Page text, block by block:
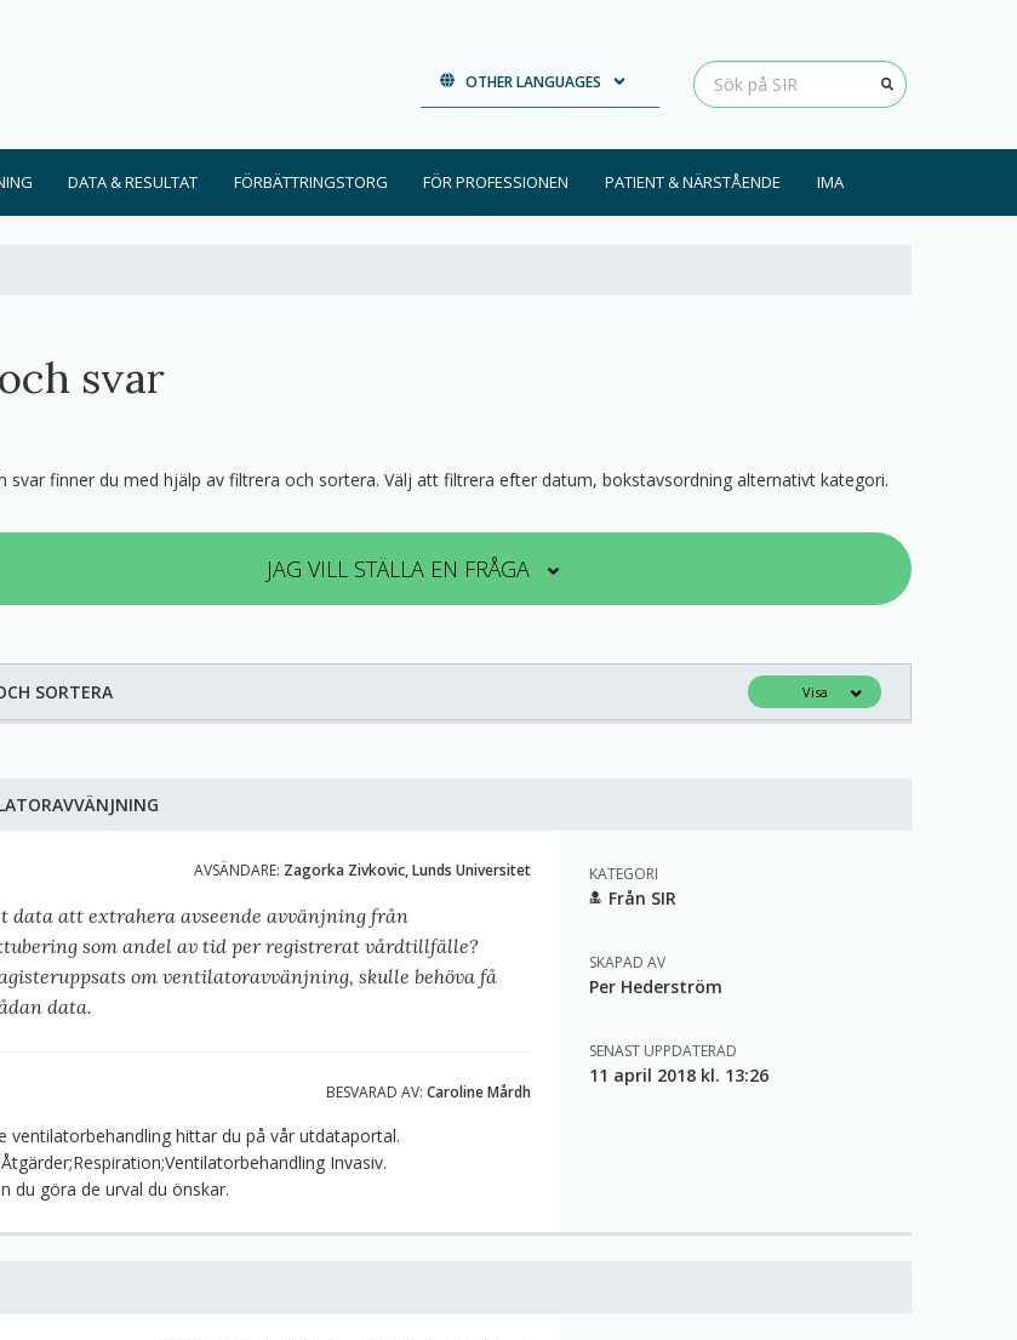
OTHER LANGUAGES
DATA & RESULTAT FÖRBÄTTRINGSTORG FÖR PROFESSIONEN PATIENT & NÄRSTÅENDE IMA
svar
svar finner du med hjälp av filtrera och sortera. Välj att filtrera efter datum, bokstavsordning alternativt kategori.
JAG VILL STÄLLA EN FRÅGA
SORTERA Visa
KATEGORI
Från SIR
SKAPAD AV
Per Hederström
SENAST UPPDATERAD
11 april 2018 kl. 13:26
AVSÄNDARE: Zagorka Zivkovic, Lunds Universitet
data att extrahera avseende avvänjning från
som andel av tid per registrerat vårdtillfälle?
om ventilatoravvänjning, skulle behöva få
data.
BESVARAD AV:Caroline Mårdh
ventilatorbehandling hittar du på vår utdataportal.
Invasiv.
du göra de urval du önskar.